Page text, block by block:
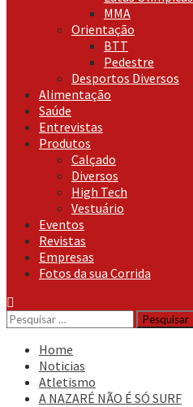
MMA
Orientação
BTT
Pedestre
Desportos Diversos
Alimentação
Saúde
Entrevistas
Produtos
Calçado
Diversos
High Tech
Vestuário
Eventos
Revistas
Empresas
Fotos da sua Corrida
Pesquisar
por:
Home
Noticias
Atletismo
A NAZARÉ NÃO É SÓ SURF